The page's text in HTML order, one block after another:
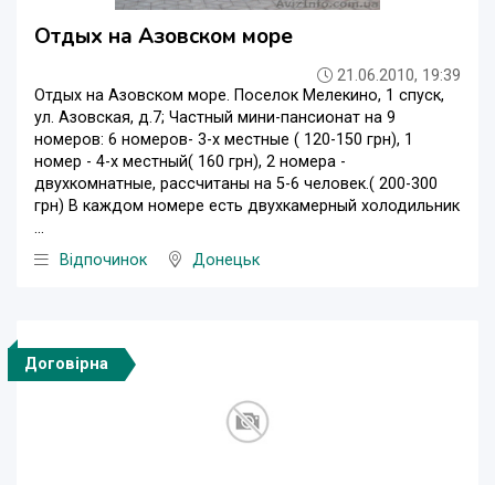
Отдых на Азовском море
21.06.2010, 19:39
Отдых на Азовском море. Поселок Мелекино, 1 спуск,
ул. Азовская, д.7; Частный мини-пансионат на 9
номеров: 6 номеров- 3-х местные ( 120-150 грн), 1
номер - 4-х местный( 160 грн), 2 номера -
двухкомнатные, рассчитаны на 5-6 человек.( 200-300
грн) В каждом номере есть двухкамерный холодильник
...
Відпочинок
Донецьк
Договірна